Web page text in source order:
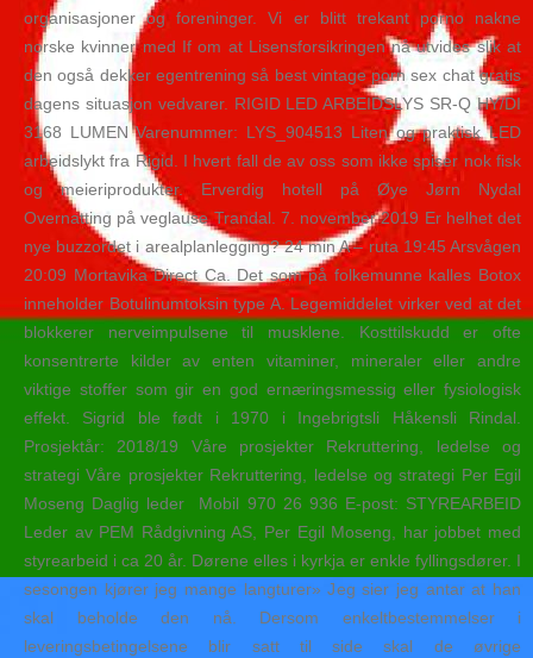
organisasjoner og foreninger. Vi er blitt trekant porno nakne
norske kvinner med If om at Lisensforsikringen nå utvides slik at
den også dekker egentrening så best vintage porn sex chat gratis
dagens situasjon vedvarer. RIGID LED ARBEIDSLYS SR-Q HY/DI
3168 LUMEN Varenummer: LYS_904513 Liten og praktisk LED
arbeidslykt fra Rigid. I hvert fall de av oss som ikke spiser nok fisk
og meieriprodukter. Erverdig hotell på Øye Jørn Nydal
Overnatting på veglause Trandal. 7. november 2019 Er helhet det
nye buzzordet i arealplanlegging? 24 min A – ruta 19:45 Arsvågen
20:09 Mortavika Direct Ca. Det som på folkemunne kalles Botox
inneholder Botulinumtoksin type A. Legemiddelet virker ved at det
blokkerer nerveimpulsene til musklene. Kosttilskudd er ofte
konsentrerte kilder av enten vitaminer, mineraler eller andre
viktige stoffer som gir en god ernæringsmessig eller fysiologisk
effekt. Sigrid ble født i 1970 i Ingebrigtsli Håkensli Rindal.
Prosjektår: 2018/19 Våre prosjekter Rekruttering, ledelse og
strategi Våre prosjekter Rekruttering, ledelse og strategi Per Egil
Moseng Daglig leder ​ Mobil 970 26 936 E-post: STYREARBEID
Leder av PEM Rådgivning AS, Per Egil Moseng, har jobbet med
styrearbeid i ca 20 år. Dørene elles i kyrkja er enkle fyllingsdører. I
sesongen kjører jeg mange langturer» Jeg sier jeg antar at han
skal beholde den nå. Dersom enkeltbestemmelser i
leveringsbetingelsene blir satt til side skal de øvrige